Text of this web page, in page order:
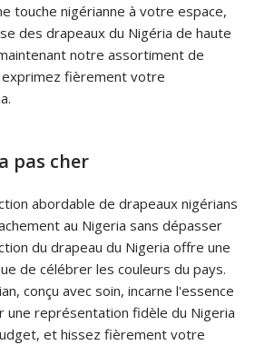
touche nigérianne à votre espace,
des drapeaux du Nigéria de haute
notre assortiment de
fièrement votre
pas cher
abordable de drapeaux nigérians
au Nigeria sans dépasser
du drapeau du Nigeria offre une
de célébrer les couleurs du pays.
conçu avec soin, incarne l'essence
une représentation fidèle du Nigeria
et hissez fièrement votre